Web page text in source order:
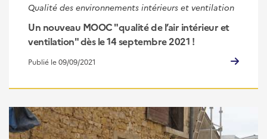
Qualité des environnements intérieurs et ventilation
Un nouveau MOOC "qualité de l’air intérieur et
ventilation" dès le 14 septembre 2021 !
Publié le 09/09/2021